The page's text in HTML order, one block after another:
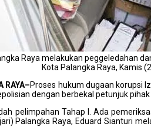
Raya melakukan peggeledahan
Kota Palangka Raya, Kamis
RAYA–Proses hukum dugaan korupsi
dengan berbekal petunjuk
pelimpahan Tahap I. Ada
Palangka Raya, Eduard Sianturi